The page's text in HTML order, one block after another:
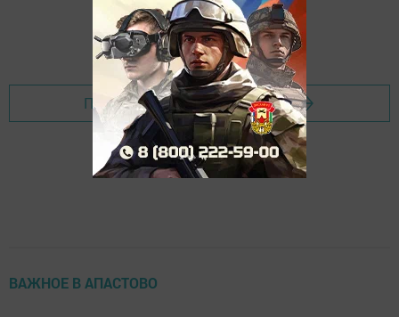
Перейти на страницу новости
ВАЖНОЕ В АПАСТОВО